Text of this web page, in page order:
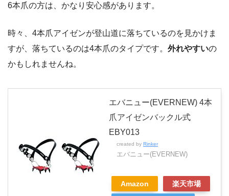
6本爪の方は、かなり安心感があります。
時々、4本爪アイゼンが登山道に落ちているのを見かけま
すが、落ちているのは4本爪のタイプです。 外れやすいの
かもしれませんね。
エバニュー(EVERNEW) 4本
爪アイゼンバックル式
EBY013
created by Rinker
エバニュー(EVERNEW)
Amazon 楽天市場